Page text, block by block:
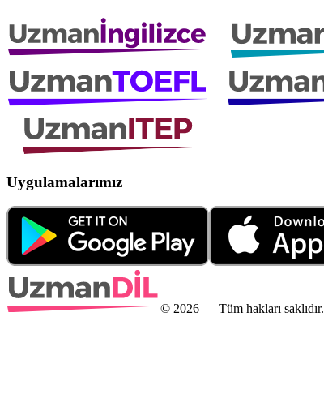
Uygulamalarımız
© 2026 — Tüm hakları saklıdır.